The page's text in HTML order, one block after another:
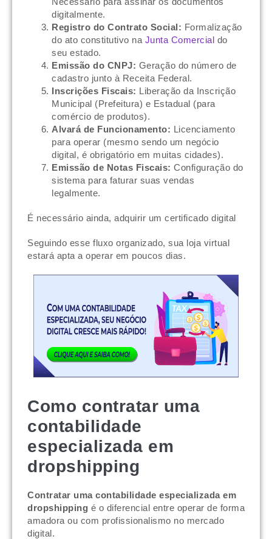
digitalmente.
Registro do Contrato Social: Formalização
do ato constitutivo na Junta Comercial do
seu estado.
Emissão do CNPJ: Geração do número de
cadastro junto à Receita Federal.
Inscrições Fiscais: Liberação da Inscrição
Municipal (Prefeitura) e Estadual (para
comércio de produtos).
Alvará de Funcionamento: Licenciamento
para operar (mesmo sendo um negócio
digital, é obrigatório em muitas cidades).
Emissão de Notas Fiscais: Configuração do
sistema para faturar suas vendas
legalmente.
É necessário ainda, adquirir um certificado digital
Seguindo esse fluxo organizado, sua loja virtual
estará apta a operar em poucos dias.
Como contratar uma
contabilidade
especializada em
dropshipping
Contratar uma contabilidade especializada em
dropshipping é o diferencial entre operar de forma
amadora ou com profissionalismo no mercado
digital.